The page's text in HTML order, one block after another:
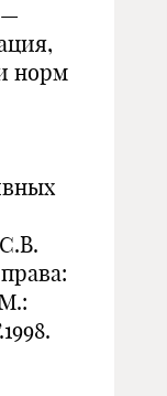
норм